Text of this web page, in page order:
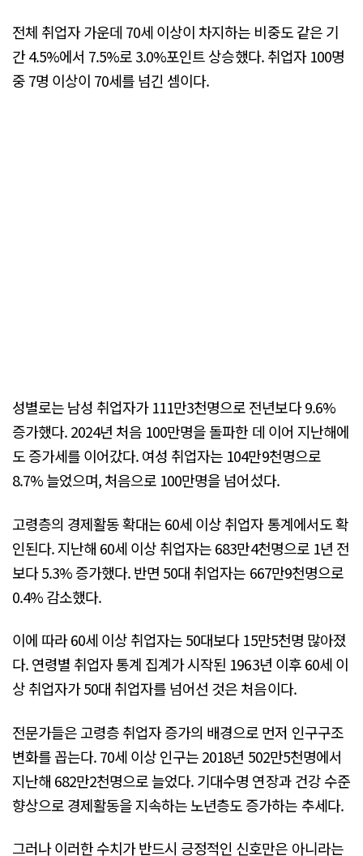
전체 취업자 가운데 70세 이상이 차지하는 비중도 같은 기
간 4.5%에서 7.5%로 3.0%포인트 상승했다. 취업자 100명
중 7명 이상이 70세를 넘긴 셈이다.
성별로는 남성 취업자가 111만3천명으로 전년보다 9.6%
증가했다. 2024년 처음 100만명을 돌파한 데 이어 지난해에
도 증가세를 이어갔다. 여성 취업자는 104만9천명으로
8.7% 늘었으며, 처음으로 100만명을 넘어섰다.
고령층의 경제활동 확대는 60세 이상 취업자 통계에서도 확
인된다. 지난해 60세 이상 취업자는 683만4천명으로 1년 전
보다 5.3% 증가했다. 반면 50대 취업자는 667만9천명으로
0.4% 감소했다.
이에 따라 60세 이상 취업자는 50대보다 15만5천명 많아졌
다. 연령별 취업자 통계 집계가 시작된 1963년 이후 60세 이
상 취업자가 50대 취업자를 넘어선 것은 처음이다.
전문가들은 고령층 취업자 증가의 배경으로 먼저 인구구조
변화를 꼽는다. 70세 이상 인구는 2018년 502만5천명에서
지난해 682만2천명으로 늘었다. 기대수명 연장과 건강 수준
향상으로 경제활동을 지속하는 노년층도 증가하는 추세다.
그러나 이러한 수치가 반드시 긍정적인 신호만은 아니라는